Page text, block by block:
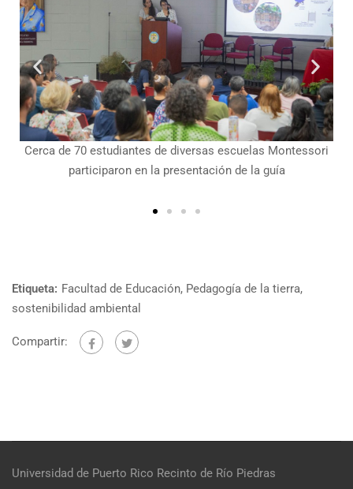
Montessori
La educadora Dalma Cartagena Colón expuso
sembrar es un derecho
Etiqueta: Facultad de Educación, Pedagogía de la tierra,
sostenibilidad ambiental
Compartir:
Universidad de Puerto Rico Recinto de Río Piedras